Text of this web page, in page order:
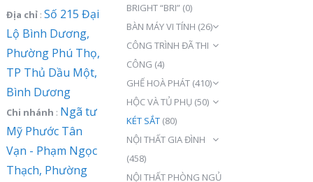
Địa chỉ: Số 215 Đại
Lộ Bình Dương,
Phường Phú Thọ,
TP Thủ Dầu Một,
Bình Dương
Chi nhánh : Ngã tư
Mỹ Phước Tân
Vạn - Phạm Ngọc
Thạch, Phường
BRIGHT “BRI” (0)
BÀN MÁY VI TÍNH (26)
CÔNG TRÌNH ĐÃ THI
CÔNG (4)
GHẾ HOÀ PHÁT (410)
HỘC VÀ TỦ PHỤ (50)
KÉT SẮT (80)
NỘI THẤT GIA ĐÌNH
(458)
NỘI THẤT PHÒNG NGỦ